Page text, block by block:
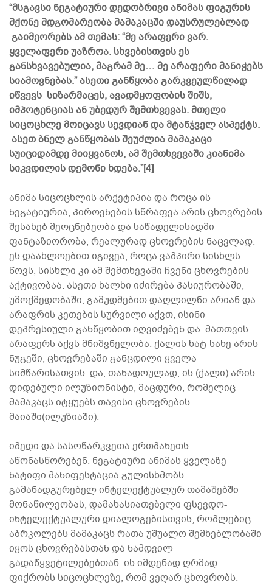
“მსგავსი ნეგატიური დედობრივი ანიმას ფიგურის
მქონე მდგომარეობა მამაკაცში დაუსრულებლად
გაიმეორებს ამ თემას: “მე არაფერი ვარ.
ყველაფერი უაზროა. სხვებისთვის ეს
განსხვავებულია, მაგრამ მე… მე არაფერი მანიჭებს
სიამოვნებას.” ასეთი განწყობა გარკვეულწილად
იწვევს სიზარმაცეს, ავადმყოფობის შიშს,
იმპოტენციას ან უბედურ შემთხვევას. მთელი
სიცოცხლე მოიცავს სევდიან და მტანჯველ ასპექტს.
ასეთ ბნელ განწყობას შეუძლია მამაკაცი
სუიციდამდე მიიყვანოს, ამ შემთხვევაში კიანიმა
სიკვდილის დემონი ხდება.”[4]
ანიმა სიცოცხლის არქეტიპია და როცა ის
ნეგატიურია, პიროვნების სწრაფვა არის ცხოვრების
შესახებ მეოცნებეობა და საწადელისადმი
ფანტაზიორობა, რეალურად ცხოვრების ნაცვლად.
ეს დაახლოებით იგივეა, როცა ვამპირი სისხლს
წოვს, სისხლი კი ამ შემთხევაში ჩვენი ცხოვრების
აქტივობაა. ასეთი ხალხი იძირება პასიურობაში,
უმოქმედობაში, გამუდმებით დაღლილნი არიან და
არაფრის კეთების სურვილი აქვთ, ისინი
დეპრესიული განწყობით იღვიძებენ და მათთვის
არაფერს აქვს მნიშვნელობა. ქალის ხატ-სახე არის
ნუგეში, ცხოვრებაში განცდილი ყველა
სიმწარისათვის. და, თანადოულად, ის (ქალი) არის
დიდებული ილუზიონისტი, მაცდური, რომელიც
მამაკაცს იტყუებს თავისი ცხოვრების
მაიაში(ილუზიაში).
იმედი და სასოწარკვეთა ერთმანეთს
აწონასწორებენ. ნეგატიური ანიმას ყველაზე
ნატიფი მანიფესტაცია გულისხმობს
გამანადგურებელ ინტელექტუალურ თამაშებში
მონაწილეობას, დამახასიათებელი ფსევდო-
ინტელექტუალური დიალოგებისთვის, რომლებიც
აბრკოლებს მამაკაცს რათა უშუალო შემხებლობაში
იყოს ცხოვრებასთან და ნამდვილ
გადაწყვეტილებებთან. ის იმდენად ღრმად
ფიქრობს სიცოცხლეზე, რომ ვეღარ ცხოვრობს.